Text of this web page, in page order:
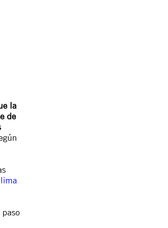
la
de